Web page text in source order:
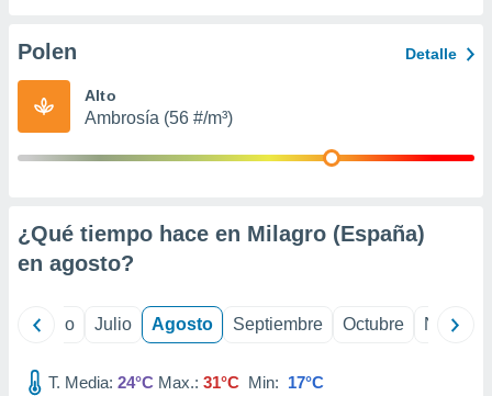
e
mediante
publicidad
publicidad
de
Polen Detalle
Alto
Ambrosía (56 #/m³)
¿Qué tiempo hace en Milagro (España)
en agosto?
Junio Julio Agosto Septiembre Octubre
T. Media: 24°C Max.: 31°C Min: 17°C